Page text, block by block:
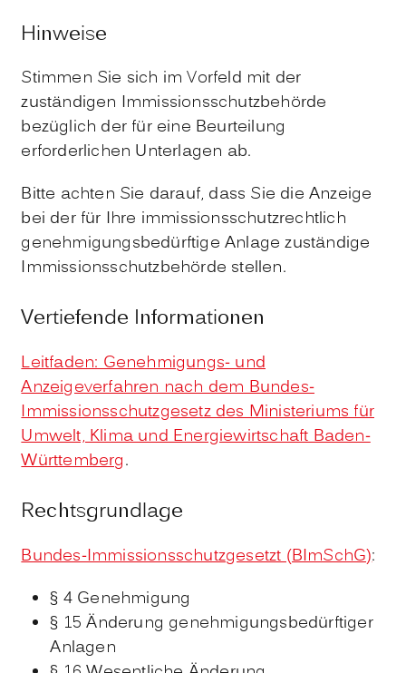
Hinweise
Stimmen Sie sich im Vorfeld mit der
zuständigen Immissionsschutzbehörde
bezüglich der für eine Beurteilung
erforderlichen Unterlagen ab.
Bitte achten Sie darauf, dass Sie die Anzeige
bei der für Ihre immissionsschutzrechtlich
genehmigungsbedürftige Anlage zuständige
Immissionsschutzbehörde stellen.
Vertiefende Informationen
Leitfaden: Genehmigungs- und
Anzeigeverfahren nach dem Bundes-
Immissionsschutzgesetz des Ministeriums für
Umwelt, Klima und Energiewirtschaft Baden-
Württemberg.
Rechtsgrundlage
Bundes-Immissionsschutzgesetzt (BImSchG):
§ 4 Genehmigung
§ 15 Änderung genehmigungsbedürftiger
Anlagen